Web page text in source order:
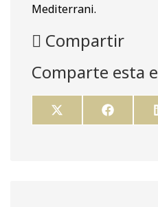
Mediterrani.
Compartir
Comparte esta
Share
on
X
(
Share
on
F
a